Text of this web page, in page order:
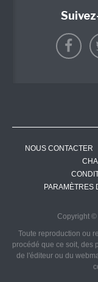
NOUS CONTACTER
PARAMÈTRES
Copyright ©
Toute reproduction ou
procédé que ce soit, des
de l'éditeur ou du